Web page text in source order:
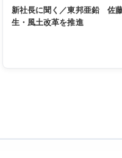
新社長に聞く／東邦亜鉛 佐
生・風土改革を推進